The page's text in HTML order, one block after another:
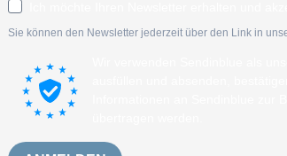
Sie können den Newsletter jederzeit über den Link in